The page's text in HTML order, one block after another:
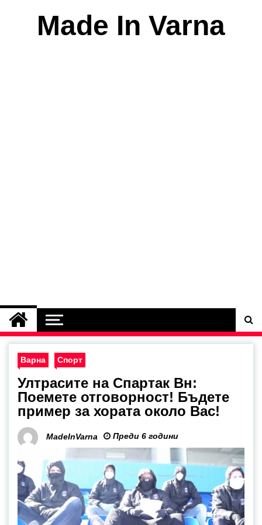
Made In Varna
Варна Спорт
Ултрасите на Спартак Вн:
Поемете отговорност! Бъдете
пример за хората около Вас!
MadeInVarna Преди 6 години